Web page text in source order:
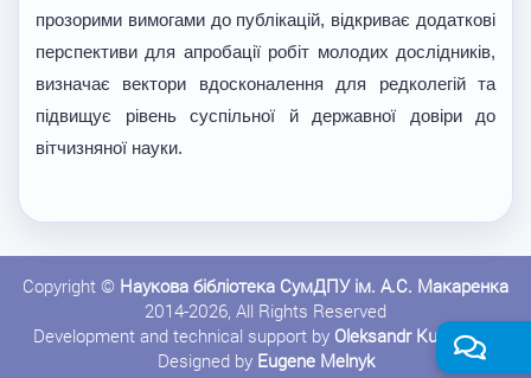
прозорими вимогами до публікацій, відкриває додаткові
перспективи для апробації робіт молодих дослідників,
визначає вектори вдосконалення для редколегій та
підвищує рівень суспільної й державної довіри до
вітчизняної науки.
Copyright © Наукова бібліотека СумДПУ ім. А.С. Макаренка
2014-2026, All Rights Reserved
Development and technical support by Oleksandr Kushnerov
Designed by Eugene Melnyk